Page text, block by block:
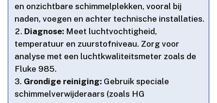
en onzichtbare schimmelplekken, vooral bij
naden, voegen en achter technische installaties.​
Diagnose: Meet luchtvochtigheid,
temperatuur en zuurstofniveau.​ Zorg voor
analyse met een luchtkwaliteitsmeter zoals de
Fluke 985.​
Grondige reiniging: Gebruik speciale
schimmelverwijderaars (zoals HG